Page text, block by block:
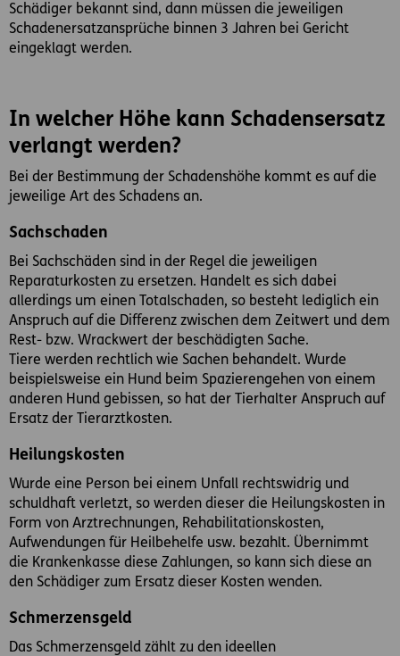
Schädiger bekannt sind, dann müssen die jeweiligen
Schadenersatzansprüche binnen 3 Jahren bei Gericht
eingeklagt werden.
In welcher Höhe kann Schadensersatz
verlangt werden?
Bei der Bestimmung der Schadenshöhe kommt es auf die
jeweilige Art des Schadens an.
Sachschaden
Bei Sachschäden sind in der Regel die jeweiligen
Reparaturkosten zu ersetzen. Handelt es sich dabei
allerdings um einen Totalschaden, so besteht lediglich ein
Anspruch auf die Differenz zwischen dem Zeitwert und dem
Rest- bzw. Wrackwert der beschädigten Sache.
Tiere werden rechtlich wie Sachen behandelt. Wurde
beispielsweise ein Hund beim Spazierengehen von einem
anderen Hund gebissen, so hat der Tierhalter Anspruch auf
Ersatz der Tierarztkosten.
Heilungskosten
Wurde eine Person bei einem Unfall rechtswidrig und
schuldhaft verletzt, so werden dieser die Heilungskosten in
Form von Arztrechnungen, Rehabilitationskosten,
Aufwendungen für Heilbehelfe usw. bezahlt. Übernimmt
die Krankenkasse diese Zahlungen, so kann sich diese an
den Schädiger zum Ersatz dieser Kosten wenden.
Schmerzensgeld
Das Schmerzensgeld zählt zu den ideellen